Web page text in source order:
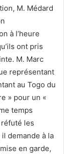
M. Médard
à l’heure
ont pris
M. Marc
représentant
au Togo du
» pour un «
temps
les
demande à la
en garde,